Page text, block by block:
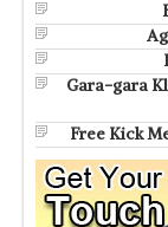
Gara-gara
Free Kick